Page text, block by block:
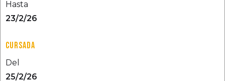
Hasta
23/2/26
CURSADA
Del
25/2/26